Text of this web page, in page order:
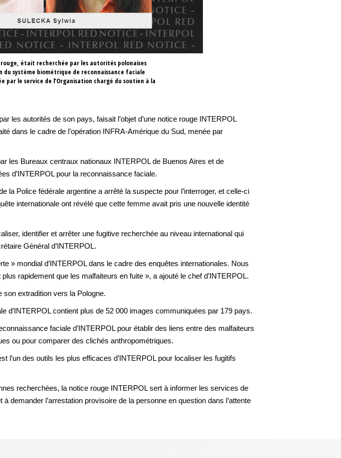
était recherchée par les autorités polonaises
système biométrique de reconnaissance faciale
par le service de l’Organisation chargé du soutien à la
les autorités de son pays, faisait l’objet d’une notice rouge INTERPOL
dans le cadre de l’opération INFRA-Amérique du Sud, menée par
les Bureaux centraux nationaux INTERPOL de Buenos Aires et de
d’INTERPOL pour la reconnaissance faciale.
Police fédérale argentine a arrêté la suspecte pour l’interroger, et celle-ci
internationale ont révélé que cette femme avait pris une nouvelle identité
identifier et arrêter une fugitive recherchée au niveau international qui
Général d’INTERPOL.
» mondial d’INTERPOL dans le cadre des enquêtes internationales. Nous
rapidement que les malfaiteurs en fuite », a ajouté le chef d’INTERPOL.
son extradition vers la Pologne.
contient plus de 52 000 images communiquées par 179 pays.
faciale d’INTERPOL pour établir des liens entre des malfaiteurs
ou pour comparer des clichés anthropométriques.
l’un des outils les plus efficaces d’INTERPOL pour localiser les fugitifs
recherchées, la notice rouge INTERPOL sert à informer les services de
demander l’arrestation provisoire de la personne en question dans l’attente